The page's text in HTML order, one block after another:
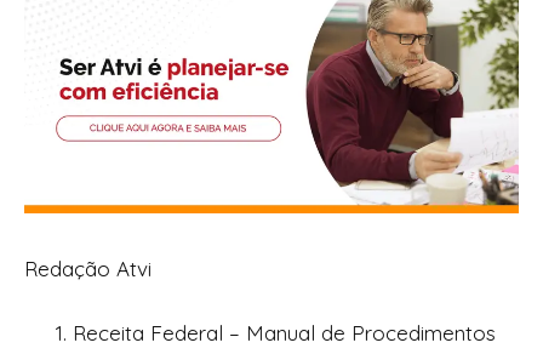
Redação Atvi
Receita Federal – Manual de Procedimentos